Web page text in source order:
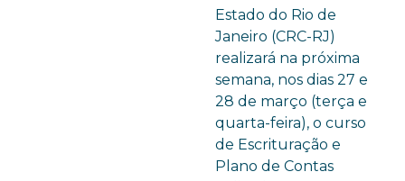
Estado do Rio de
Janeiro (CRC-RJ)
realizará na próxima
semana, nos dias 27 e
28 de março (terça e
quarta-feira), o curso
de Escrituração e
Plano de Contas